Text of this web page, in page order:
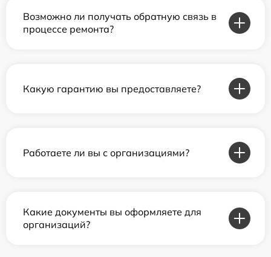
Возможно ли получать обратную связь в
процессе ремонта?
Какую гарантию вы предоставляете?
Работаете ли вы с организациями?
Какие документы вы оформляете для
организаций?